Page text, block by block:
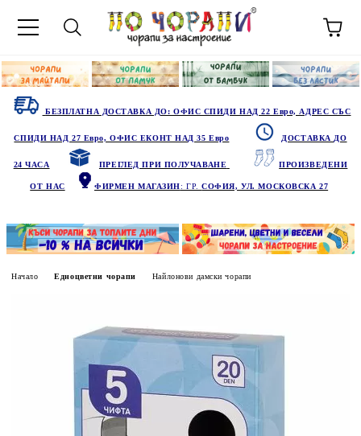
БЕЗПЛАТНА ДОСТАВКА ДО: ОФИС СПИДИ НАД 22 Евро, АДРЕС СЪС
СПИДИ НАД 27 Евро, ОФИС ЕКОНТ НАД 35 Евро ДОСТАВКА ДО
24 ЧАСА ПРЕГЛЕД ПРИ ПОЛУЧАВАНЕ ПРОИЗВЕДЕНИ
ОТ НАС ФИРМЕН МАГАЗИН: ГР.СОФИЯ, УЛ. МОСКОВСКА 27
Начало Едноцветни чорапи Найлонови дамски чорапи